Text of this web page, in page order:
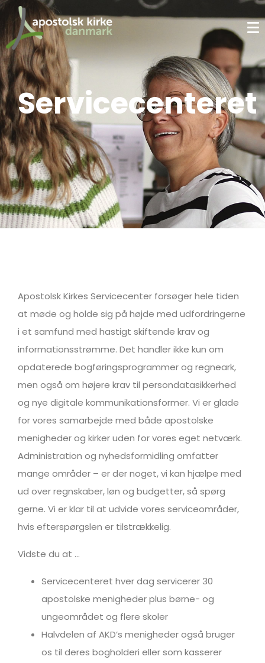
Servicecenteret
Apostolsk Kirkes Servicecenter forsøger hele tiden
at møde og holde sig på højde med udfordringerne
i et samfund med hastigt skiftende krav og
informationsstrømme. Det handler ikke kun om
opdaterede bogføringsprogrammer og regneark,
men også om højere krav til persondatasikkerhed
og nye digitale kommunikationsformer. Vi er glade
for vores samarbejde med både apostolske
menigheder og kirker uden for vores eget netværk.
Administration og nyhedsformidling omfatter
mange områder – er der noget, vi kan hjælpe med
ud over regnskaber, løn og budgetter, så spørg
gerne. Vi er klar til at udvide vores serviceområder,
hvis efterspørgslen er tilstrækkelig.
Vidste du at …
Servicecenteret hver dag servicerer 30
apostolske menigheder plus børne- og
ungeområdet og flere skoler
Halvdelen af AKD’s menigheder også bruger
os til deres bogholderi eller som kasserer